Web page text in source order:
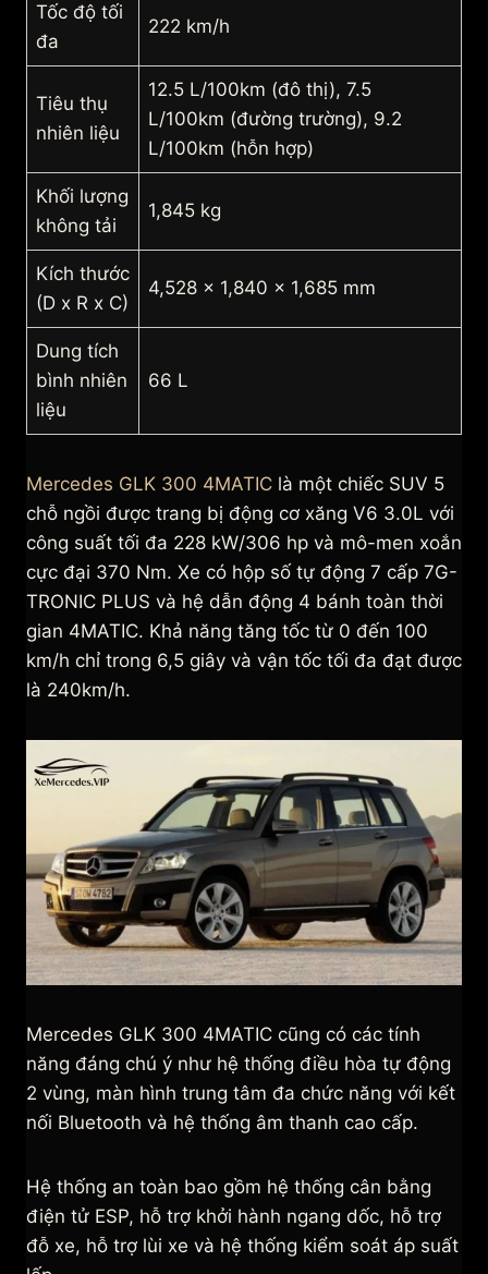
Tốc độ tối
đa
222 km/h
Tiêu thụ
nhiên liệu
12.5 L/100km (đô thị), 7.5
L/100km (đường trường), 9.2
L/100km (hỗn hợp)
Khối lượng
không tải
1,845 kg
Kích thước
(D x R x C)
4,528 x 1,840 x 1,685 mm
Dung tích
bình nhiên
liệu
66 L
Mercedes GLK 300 4MATIC là một chiếc SUV 5
chỗ ngồi được trang bị động cơ xăng V6 3.0L với
công suất tối đa 228 kW/306 hp và mô-men xoắn
cực đại 370 Nm. Xe có hộp số tự động 7 cấp 7G-
TRONIC PLUS và hệ dẫn động 4 bánh toàn thời
gian 4MATIC. Khả năng tăng tốc từ 0 đến 100
km/h chỉ trong 6,5 giây và vận tốc tối đa đạt được
là 240km/h.
Mercedes GLK 300 4MATIC cũng có các tính
năng đáng chú ý như hệ thống điều hòa tự động
2 vùng, màn hình trung tâm đa chức năng với kết
nối Bluetooth và hệ thống âm thanh cao cấp.
Hệ thống an toàn bao gồm hệ thống cân bằng
điện tử ESP, hỗ trợ khởi hành ngang dốc, hỗ trợ
đỗ xe, hỗ trợ lùi xe và hệ thống kiểm soát áp suất